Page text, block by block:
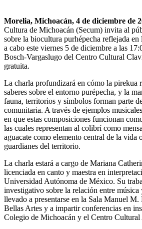
Morelia, Michoacán, 4 de diciembre de
Cultura de Michoacán (Secum) invita al
sobre la biocultura purhépecha reflejada en
a cabo este viernes 5 de diciembre a las
Bosch-Vargaslugo del Centro Cultural
gratuita.
La charla profundizará en cómo la pirekua
saberes sobre el entorno purépecha, y la
fauna, territorios y símbolos forman parte
comunitaria. A través de ejemplos
en que estas composiciones funcionan
las cuales representan al colibrí como
aguacate como elemento central de la vida
guardianes del territorio.
La charla estará a cargo de Mariana
licenciada en canto y maestra en
Universidad Autónoma de México. Su
investigativo sobre la relación entre música
llevado a presentarse en la Sala Manuel M.
Bellas Artes y a impartir conferencias en
Colegio de Michoacán y el Centro